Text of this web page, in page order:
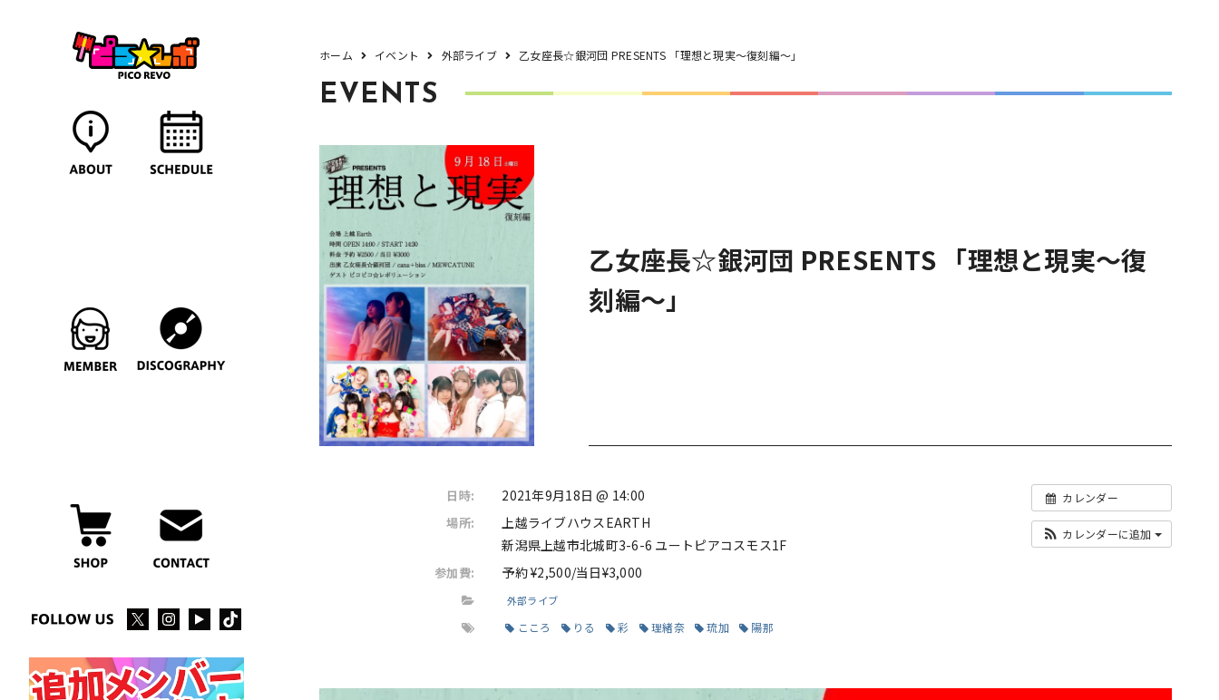
ホーム イベント 外部ライブ 乙女座長☆銀河団 PRESENTS 「理想と現実〜復刻編〜」
EVENTS
乙女座長☆銀河団 PRESENTS 「理想と現実〜復
刻編〜」
カレンダー
カレンダーに追加
日時: 2021年9月18日 @ 14:00
場所:
上越ライブハウスEARTH
新潟県上越市北城町3-6-6 ユートピアコスモス1F
参加費: 予約 ¥2,500/当日¥3,000
外部ライブ
こころ りる 彩 理緒奈 琉加 陽那